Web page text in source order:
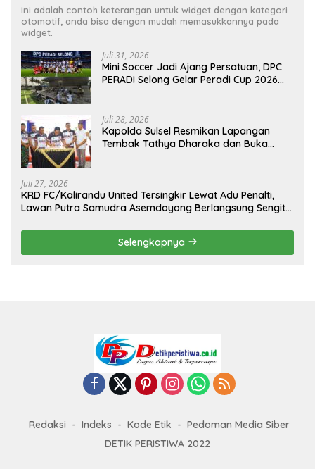
Ini adalah contoh keterangan untuk widget dengan kategori
otomotif, anda bisa dengan mudah memasukkannya pada
widget.
Juli 31, 2026
Mini Soccer Jadi Ajang Persatuan, DPC
PERADI Selong Gelar Peradi Cup 2026
Juli 28, 2026
Kapolda Sulsel Resmikan Lapangan
Tembak Tathya Dharaka dan Buka
Juli 27, 2026
KRD FC/Kalirandu United Tersingkir Lewat Adu Penalti,
Lawan Putra Samudra Asemdoyong Berlangsung Sengit
Selengkapnya
Redaksi Indeks Kode Etik
Pedoman Media Siber
DETIK PERISTIWA 2022